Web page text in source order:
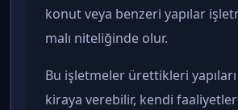
konut veya benzeri yapılar
malı niteliğinde olur.
Bu işletmeler ürettikleri
kiraya verebilir, kendi